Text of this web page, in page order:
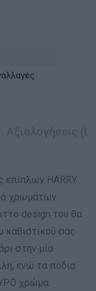
επίπλων HARRY
χρωμάτων
design του θα
καθιστικού σας
στην μία
ενώ τα πόδια
χρώμα.